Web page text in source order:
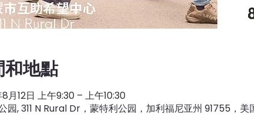
和地點
月12日 上午9:30 – 上午10:30
园, 311 N Rural Dr，蒙特利公园，加利福尼亚州 91755，美